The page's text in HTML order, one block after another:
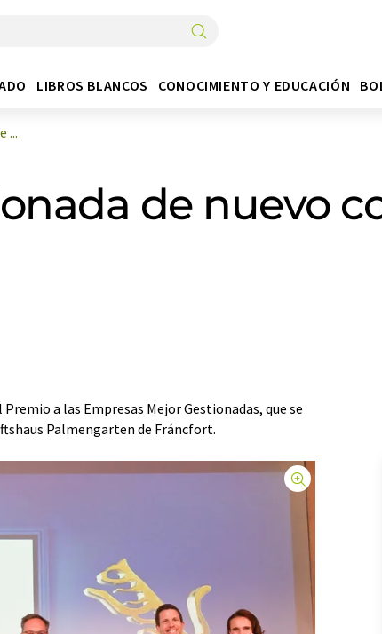
LIBROS BLANCOS CONOCIMIENTO Y EDUCACIÓN
...
de nuevo
a las Empresas Mejor Gestionadas, que se
Palmengarten de Fráncfort.